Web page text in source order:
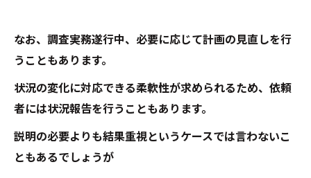
なお、調査実務遂行中、必要に応じて計画の見直しを行
うこともあります。
状況の変化に対応できる柔軟性が求められるため、依頼
者には状況報告を行うこともあります。
説明の必要よりも結果重視というケースでは言わないこ
ともあるでしょうが